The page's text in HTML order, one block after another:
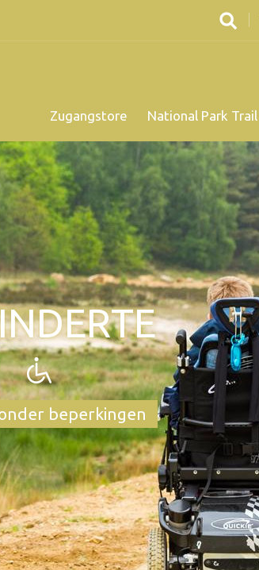
Zugangstore National Park Trail
beperkingen